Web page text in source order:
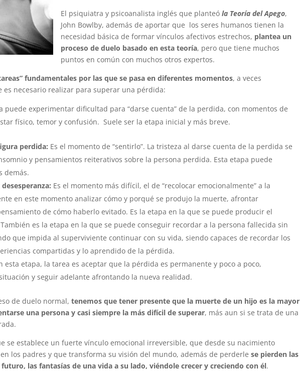
El psiquiatra y psicoanalista inglés que planteóla Teoría del Apego,
John Bowlby, además de aportar que los seres humanos tienen la
necesidad básica de formar vínculos afectivos estrechos, plantea un
proceso de duelo basado en esta teoría, pero que tiene muchos
puntos en común con muchos otros expertos.
fundamentales por las que se pasa en diferentes momentos, a veces
necesario realizar para superar una pérdida:
puede experimentar dificultad para “darse cuenta” de la perdida, con momentos de
físico, temor y confusión. Suele ser la etapa inicial y más breve.
perdida: Es el momento de “sentirlo”. La tristeza al darse cuenta de la perdida se
y pensamientos reiterativos sobre la persona perdida. Esta etapa puede
demás.
Es el momento más difícil, el de “recolocar emocionalmente” a la
en este momento analizar cómo y porqué se produjo la muerte, afrontar
de cómo haberlo evitado. Es la etapa en la que se puede producir el
es la etapa en la que se puede conseguir recordar a la persona fallecida sin
que impida al superviviente continuar con su vida, siendo capaces de recordar los
compartidas y lo aprendido de la pérdida.
esta etapa, la tarea es aceptar que la pérdida es permanente y poco a poco,
y seguir adelante afrontando la nueva realidad.
de duelo normal,tenemos que tener presente que la muerte de un hijo es la mayor
una persona y casi siempre la más difícil de superar, más aun si se trata de una
se establece un fuerte vínculo emocional irreversible, que desde su nacimiento
los padres y que transforma su visión del mundo, además de perderlese pierden las
las fantasías de una vida a su lado, viéndole crecer y creciendo con él.